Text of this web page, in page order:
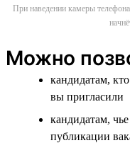
При наведении камеры
Можно
кандидатам,
вы пригласили
кандидатам,
публикации